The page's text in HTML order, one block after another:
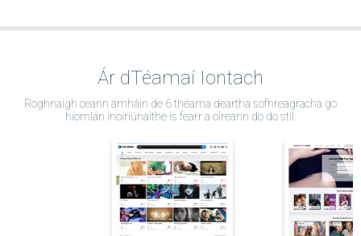
Ár dTéamaí Iontach
Roghnaigh ceann amháin de 6 théama deartha sofhreagracha go
hiomlán inoiriúnaithe is fearr a oireann do do stíl.